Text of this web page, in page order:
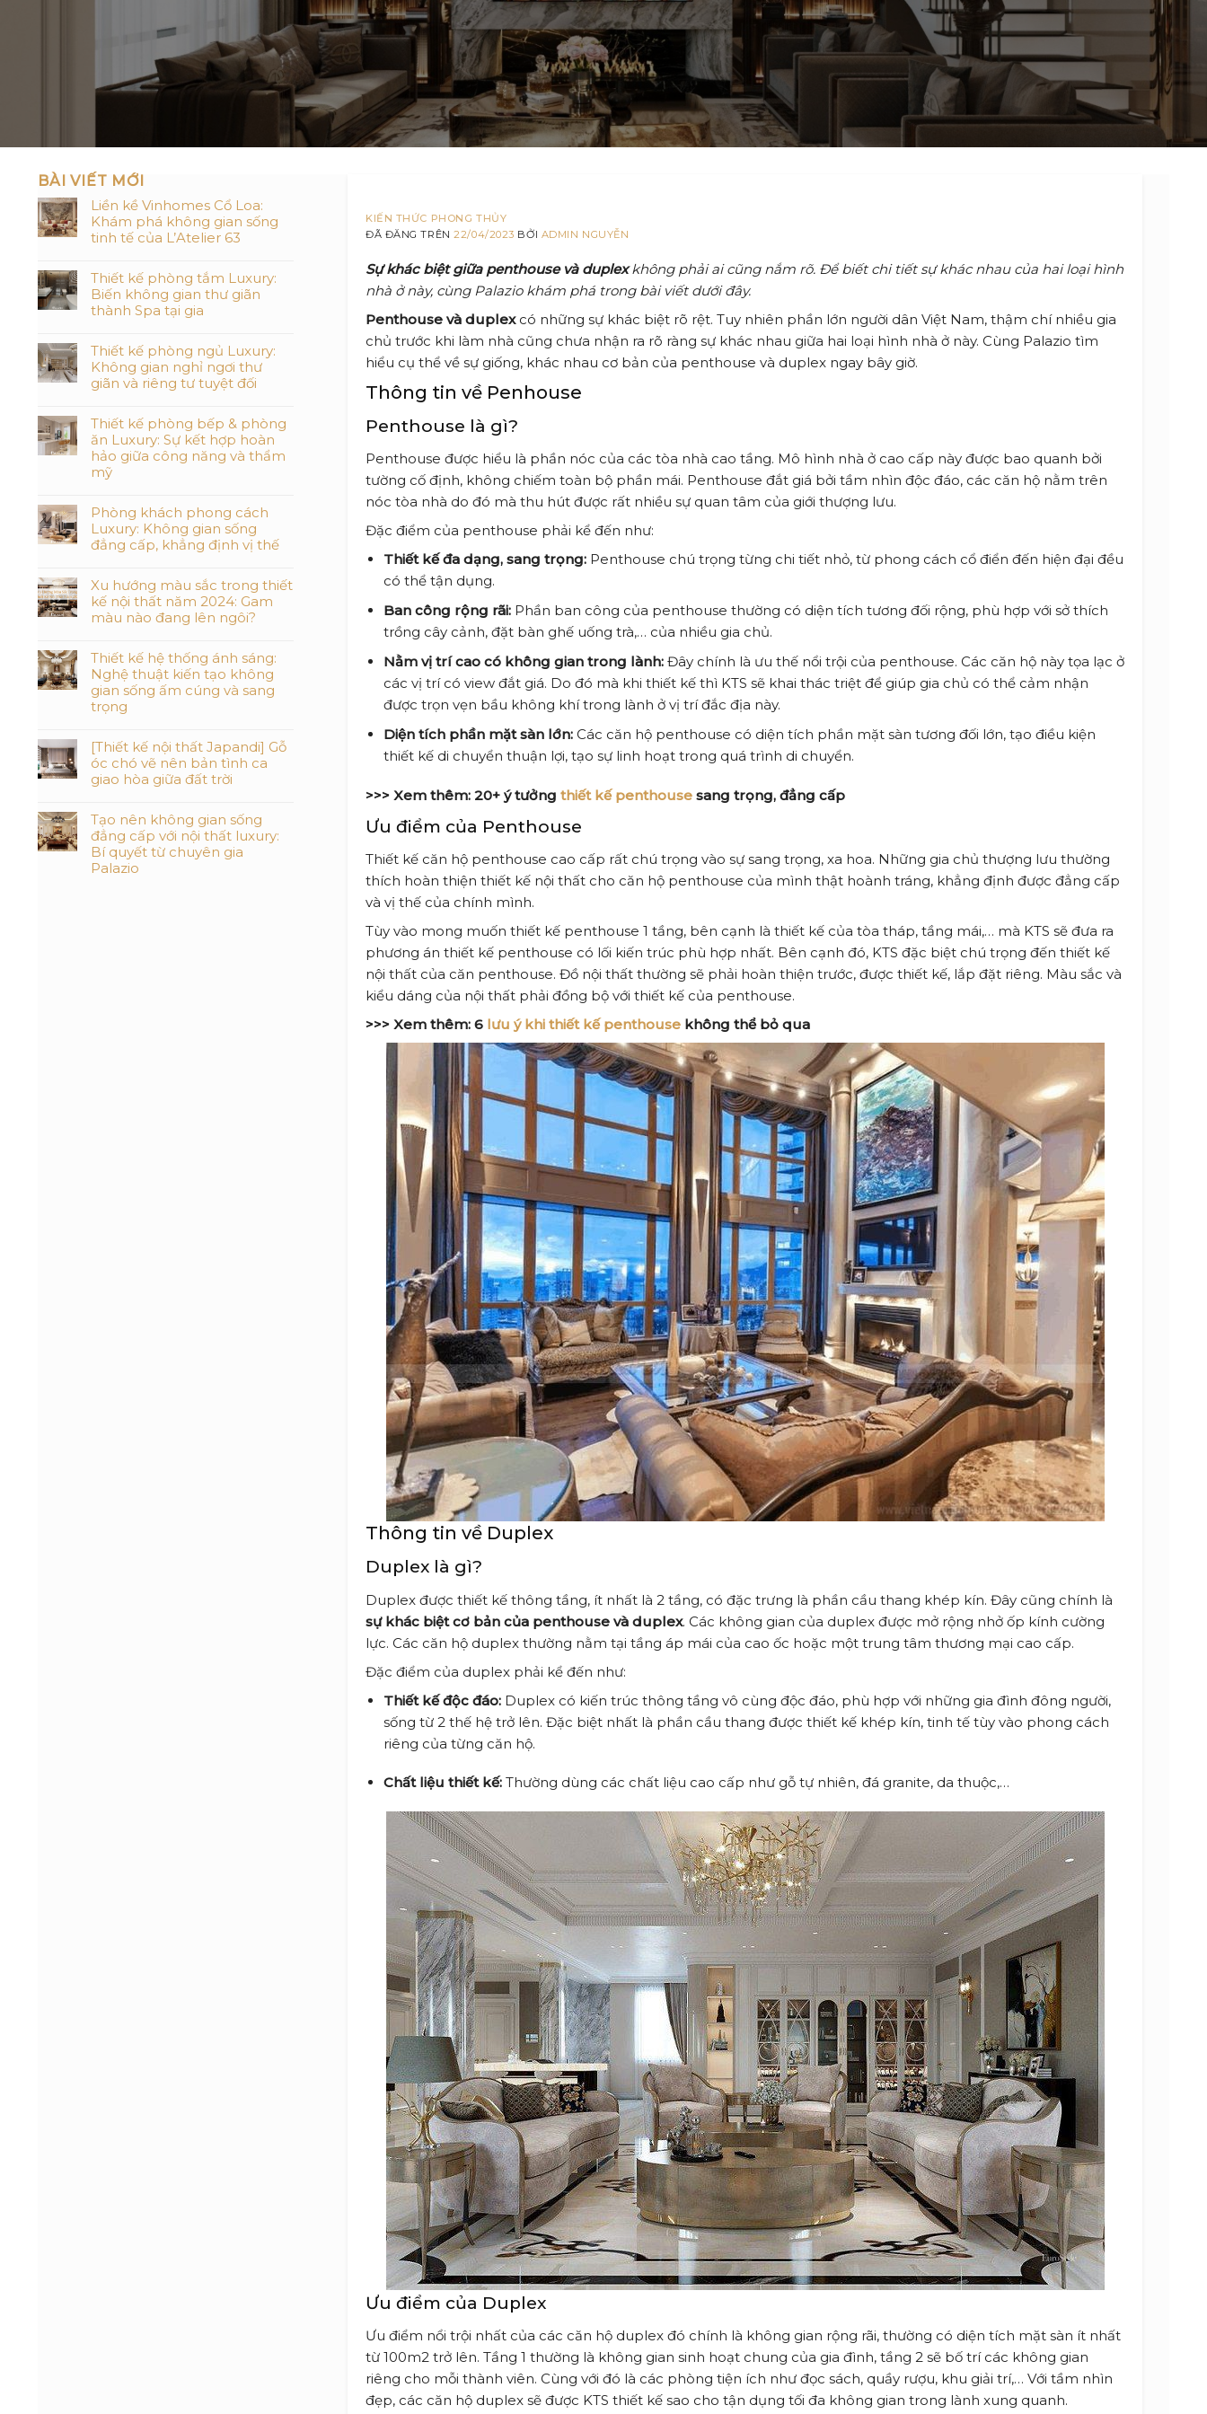
BÀI VIẾT MỚI
Liền kề Vinhomes Cổ Loa:
Khám phá không gian sống
tinh tế của L’Atelier 63
Thiết kế phòng tắm Luxury:
Biến không gian thư giãn
thành Spa tại gia
Thiết kế phòng ngủ Luxury:
Không gian nghỉ ngơi thư
giãn và riêng tư tuyệt đối
Thiết kế phòng bếp & phòng
ăn Luxury: Sự kết hợp hoàn
hảo giữa công năng và thẩm
mỹ
Phòng khách phong cách
Luxury: Không gian sống
đẳng cấp, khẳng định vị thế
Xu hướng màu sắc trong thiết
kế nội thất năm 2024: Gam
màu nào đang lên ngôi?
Thiết kế hệ thống ánh sáng:
Nghệ thuật kiến tạo không
gian sống ấm cúng và sang
trọng
[Thiết kế nội thất Japandi] Gỗ
óc chó vẽ nên bản tình ca
giao hòa giữa đất trời
Tạo nên không gian sống
đẳng cấp với nội thất luxury:
Bí quyết từ chuyên gia
Palazio
KIẾN THỨC PHONG THỦY
ĐÃ ĐĂNG TRÊN22/04/2023 BỞI ADMIN NGUYỄN
Sự khác biệt giữa penthouse và duplexkhông phải ai cũng nắm rõ. Để biết chi tiết sự khác nhau của hai loại hình
nhà ở này, cùng Palazio khám phá trong bài viết dưới đây.
Penthouse và duplexcó những sự khác biệt rõ rệt. Tuy nhiên phần lớn người dân Việt Nam, thậm chí nhiều gia
chủ trước khi làm nhà cũng chưa nhận ra rõ ràng sự khác nhau giữa hai loại hình nhà ở này. Cùng Palazio tìm
hiểu cụ thể về sự giống, khác nhau cơ bản của penthouse và duplex ngay bây giờ.
Thông tin về Penhouse
Penthouse là gì?
Penthouse được hiểu là phần nóc của các tòa nhà cao tầng. Mô hình nhà ở cao cấp này được bao quanh bởi
tường cố định, không chiếm toàn bộ phần mái. Penthouse đắt giá bởi tầm nhìn độc đáo, các căn hộ nằm trên
nóc tòa nhà do đó mà thu hút được rất nhiều sự quan tâm của giới thượng lưu.
Đặc điểm của penthouse phải kể đến như:
Thiết kế đa dạng, sang trọng:Penthouse chú trọng từng chi tiết nhỏ, từ phong cách cổ điển đến hiện đại đều
có thể tận dụng.
Ban công rộng rãi:Phần ban công của penthouse thường có diện tích tương đối rộng, phù hợp với sở thích
trồng cây cảnh, đặt bàn ghế uống trà,… của nhiều gia chủ.
Nằm vị trí cao có không gian trong lành:Đây chính là ưu thế nổi trội của penthouse. Các căn hộ này tọa lạc ở
các vị trí có view đắt giá. Do đó mà khi thiết kế thì KTS sẽ khai thác triệt để giúp gia chủ có thể cảm nhận
được trọn vẹn bầu không khí trong lành ở vị trí đắc địa này.
Diện tích phần mặt sàn lớn:Các căn hộ penthouse có diện tích phần mặt sàn tương đối lớn, tạo điều kiện
thiết kế di chuyển thuận lợi, tạo sự linh hoạt trong quá trình di chuyển.
>>> Xem thêm: 20+ ý tưởng thiết kế penthouse sang trọng, đẳng cấp
Ưu điểm của Penthouse
Thiết kế căn hộ penthouse cao cấp rất chú trọng vào sự sang trọng, xa hoa. Những gia chủ thượng lưu thường
thích hoàn thiện thiết kế nội thất cho căn hộ penthouse của mình thật hoành tráng, khẳng định được đẳng cấp
và vị thế của chính mình.
Tùy vào mong muốn thiết kế penthouse 1 tầng, bên cạnh là thiết kế của tòa tháp, tầng mái,… mà KTS sẽ đưa ra
phương án thiết kế penthouse có lối kiến trúc phù hợp nhất. Bên cạnh đó, KTS đặc biệt chú trọng đến thiết kế
nội thất của căn penthouse. Đồ nội thất thường sẽ phải hoàn thiện trước, được thiết kế, lắp đặt riêng. Màu sắc và
kiểu dáng của nội thất phải đồng bộ với thiết kế của penthouse.
>>> Xem thêm: 6 lưu ý khi thiết kế penthouse không thể bỏ qua
Thông tin về Duplex
Duplex là gì?
Duplex được thiết kế thông tầng, ít nhất là 2 tầng, có đặc trưng là phần cầu thang khép kín. Đây cũng chính là
sự khác biệt cơ bản của penthouse và duplex. Các không gian của duplex được mở rộng nhở ốp kính cường
lực. Các căn hộ duplex thường nằm tại tầng áp mái của cao ốc hoặc một trung tâm thương mại cao cấp.
Đặc điểm của duplex phải kể đến như:
Thiết kế độc đáo:Duplex có kiến trúc thông tầng vô cùng độc đáo, phù hợp với những gia đình đông người,
sống từ 2 thế hệ trở lên. Đặc biệt nhất là phần cầu thang được thiết kế khép kín, tinh tế tùy vào phong cách
riêng của từng căn hộ.
Chất liệu thiết kế:Thường dùng các chất liệu cao cấp như gỗ tự nhiên, đá granite, da thuộc,…
Ưu điểm của Duplex
Ưu điểm nổi trội nhất của các căn hộ duplex đó chính là không gian rộng rãi, thường có diện tích mặt sàn ít nhất
từ 100m2 trở lên. Tầng 1 thường là không gian sinh hoạt chung của gia đình, tầng 2 sẽ bố trí các không gian
riêng cho mỗi thành viên. Cùng với đó là các phòng tiện ích như đọc sách, quầy rượu, khu giải trí,… Với tầm nhìn
đẹp, các căn hộ duplex sẽ được KTS thiết kế sao cho tận dụng tối đa không gian trong lành xung quanh.